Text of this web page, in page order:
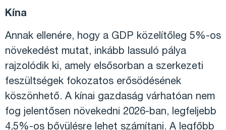
Kína
Annak ellenére, hogy a GDP közelítőleg 5%-os
növekedést mutat, inkább lassuló pálya
rajzolódik ki, amely elsősorban a szerkezeti
feszültségek fokozatos erősödésének
köszönhető. A kínai gazdaság várhatóan nem
fog jelentősen növekedni 2026-ban, legfeljebb
4,5%-os bővülésre lehet számítani. A legfőbb